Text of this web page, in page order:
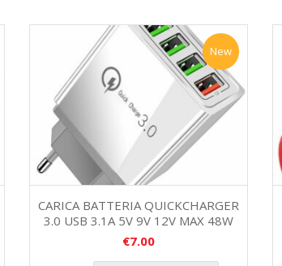
New
CARICA BATTERIA QUICKCHARGER
3.0 USB 3.1A 5V 9V 12V MAX 48W
€7.00